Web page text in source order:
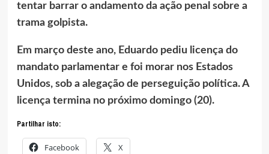
tentar barrar o andamento da ação penal sobre a
trama golpista.
Em março deste ano, Eduardo pediu licença do
mandato parlamentar e foi morar nos Estados
Unidos, sob a alegação de perseguição política. A
licença termina no próximo domingo (20).
Partilhar isto:
Facebook X